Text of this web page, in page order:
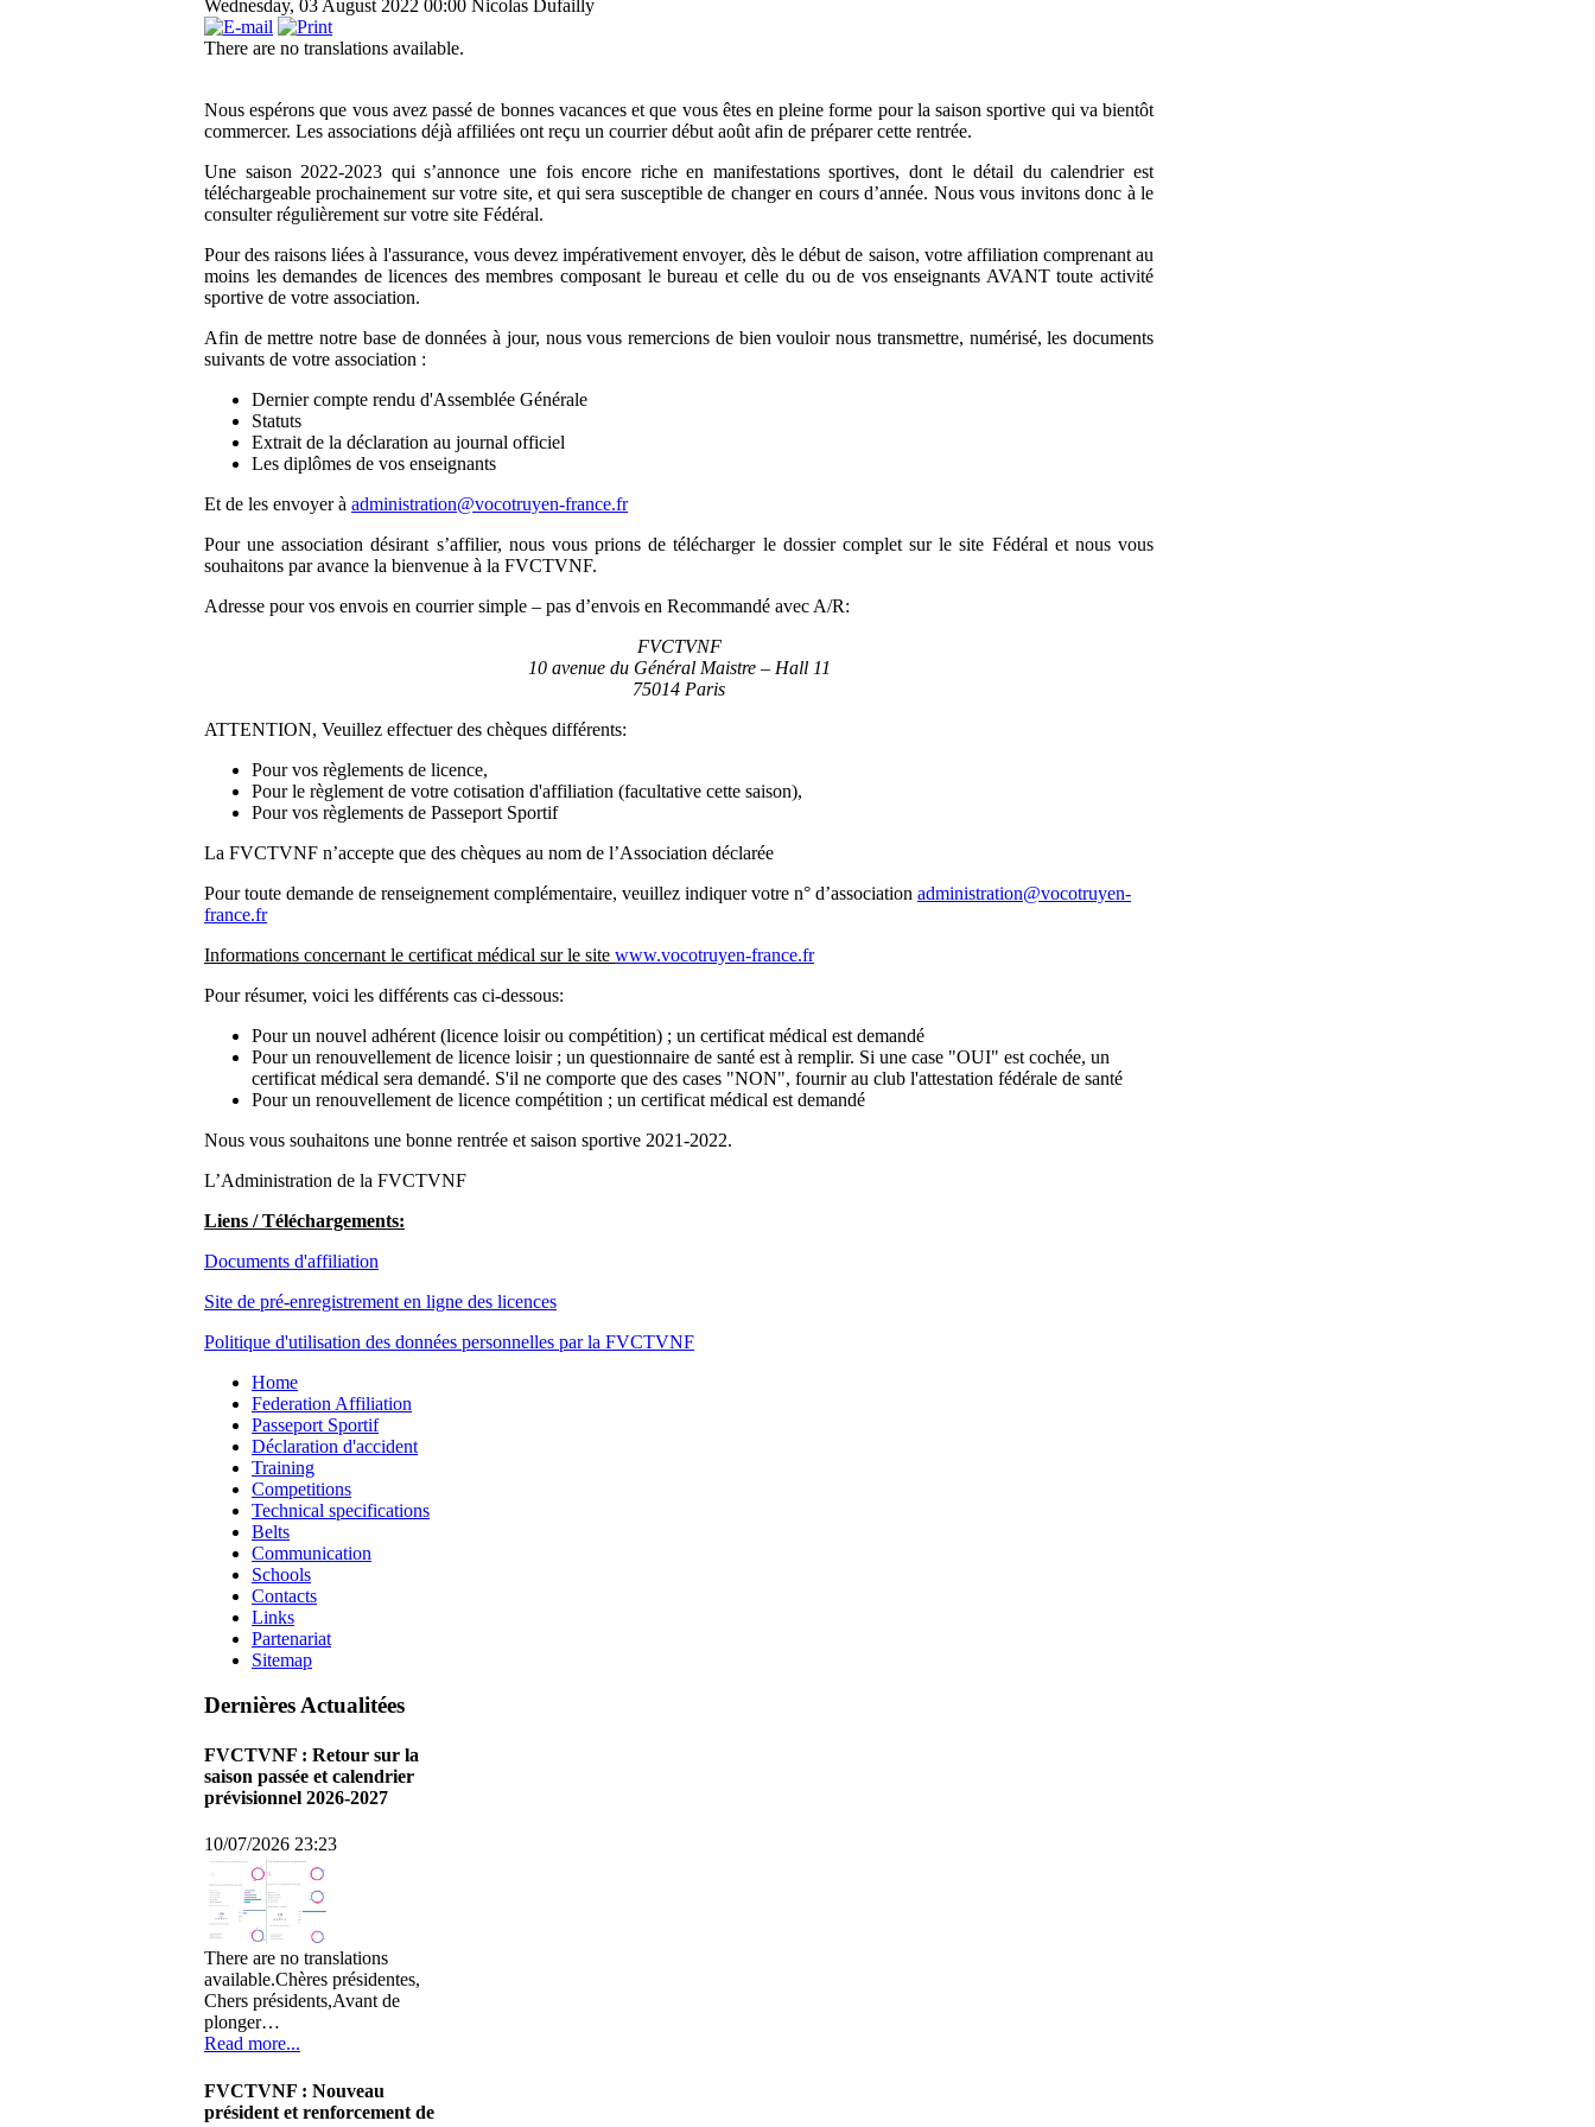
Wednesday, 03 August 2022 00:00 Nicolas Dufailly
There are no translations available.
Nous espérons que vous avez passé de bonnes vacances et que vous êtes en pleine forme pour la saison sportive qui va bientôt
commercer. Les associations déjà affiliées ont reçu un courrier début août afin de préparer cette rentrée.
Une saison 2022-2023 qui s’annonce une fois encore riche en manifestations sportives, dont le détail du calendrier est
téléchargeable prochainement sur votre site, et qui sera susceptible de changer en cours d’année. Nous vous invitons donc à le
consulter régulièrement sur votre site Fédéral.
Pour des raisons liées à l'assurance, vous devez impérativement envoyer, dès le début de saison, votre affiliation comprenant au
moins les demandes de licences des membres composant le bureau et celle du ou de vos enseignants AVANT toute activité
sportive de votre association.
Afin de mettre notre base de données à jour, nous vous remercions de bien vouloir nous transmettre, numérisé, les documents
suivants de votre association :
Dernier compte rendu d'Assemblée Générale
Statuts
Extrait de la déclaration au journal officiel
Les diplômes de vos enseignants
Et de les envoyer à administration@vocotruyen-france.fr
Pour une association désirant s’affilier, nous vous prions de télécharger le dossier complet sur le site Fédéral et nous vous
souhaitons par avance la bienvenue à la FVCTVNF.
Adresse pour vos envois en courrier simple – pas d’envois en Recommandé avec A/R:
FVCTVNF
10 avenue du Général Maistre – Hall 11
75014 Paris
ATTENTION, Veuillez effectuer des chèques différents:
Pour vos règlements de licence,
Pour le règlement de votre cotisation d'affiliation (facultative cette saison),
Pour vos règlements de Passeport Sportif
La FVCTVNF n’accepte que des chèques au nom de l’Association déclarée
Pour toute demande de renseignement complémentaire, veuillez indiquer votre n° d’association administration@vocotruyen-
france.fr
Informations concernant le certificat médical sur le site www.vocotruyen-france.fr
Pour résumer, voici les différents cas ci-dessous:
Pour un nouvel adhérent (licence loisir ou compétition) ; un certificat médical est demandé
Pour un renouvellement de licence loisir ; un questionnaire de santé est à remplir. Si une case "OUI" est cochée, un
certificat médical sera demandé. S'il ne comporte que des cases "NON", fournir au club l'attestation fédérale de santé
Pour un renouvellement de licence compétition ; un certificat médical est demandé
Nous vous souhaitons une bonne rentrée et saison sportive 2021-2022.
L’Administration de la FVCTVNF
Liens / Téléchargements:
Documents d'affiliation
Site de pré-enregistrement en ligne des licences
Politique d'utilisation des données personnelles par la FVCTVNF
Home
Federation Affiliation
Passeport Sportif
Déclaration d'accident
Training
Competitions
Technical specifications
Belts
Communication
Schools
Contacts
Links
Partenariat
Sitemap
Dernières Actualitées
FVCTVNF : Retour sur la
saison passée et calendrier
prévisionnel 2026-2027
10/07/2026 23:23
There are no translations
available.Chères présidentes,
Chers présidents,Avant de
plonger…
Read more...
FVCTVNF : Nouveau
président et renforcement de